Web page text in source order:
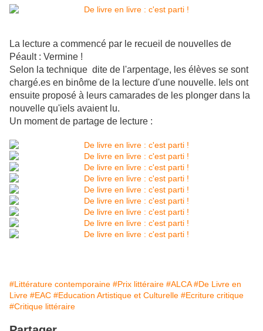
La lecture a commencé par le recueil de nouvelles de
Péault : Vermine !
Selon la technique dite de l'arpentage, les élèves se sont
chargé.es en binôme de la lecture d'une nouvelle. Iels ont
ensuite proposé à leurs camarades de les plonger dans la
nouvelle qu'iels avaient lu.
Un moment de partage de lecture :
#Littérature contemporaine #Prix littéraire #ALCA #De Livre en
Livre #EAC #Education Artistique et Culturelle #Ecriture critique
#Critique littéraire